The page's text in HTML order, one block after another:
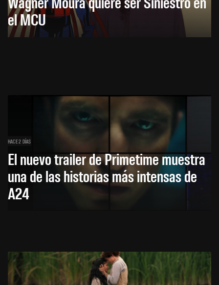
el MCU
HACE 2 DÍAS
El nuevo trailer de Primetime muestra
una de las historias más intensas de
A24